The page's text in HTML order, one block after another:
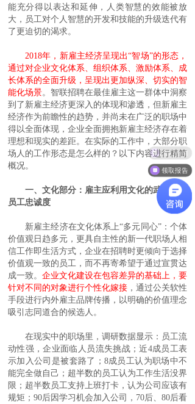
能充分得以表达和延伸，人类智慧的效能被放
大，员工对个人智慧的开发和技能的升级迭代有
了更迫切的渴求。
2018年，新雇主经济呈现出“智场”的形态，
通过对企业文化体系、组织体系、激励体系、成
长体系的全面升级，呈现出更加纵深、切实的智
能化场景。智联招聘在最佳雇主这一群体中洞察
到了新雇主经济更深入的体现和渗透，但新雇主
经济作为前瞻性的趋势，并尚未在广泛的职场中
得以全面体现，企业全面拥抱新雇主经济存在着
理想和现实的差距。在实际的工作中，大部分职
场人的工作形态是怎么样的？以下内容进行精简
概况。
一、文化部分：雇主应利用文化的武器建立
员工忠诚度
新雇主经济在文化体系上“多元同心”：个体
价值观日趋多元，更具自主性的新一代职场人相
信工作即生活方式，企业在招聘时更倾向于选择
价值观一致的员工，而不再寄希望于通过宣贯达
成一致。 企业文化建设在包容差异的基础上，要
针对不同的对象进行个性化嫁接 ，通过公关软性
手段进行内外雇主品牌传播，以明确的价值理念
吸引志同道合的候选人。
在现实中的职场里，调研数据显示：员工流
动性强，企业面临人员流失挑战；近4成员工表
示加入公司是被套路了；8成员工认为职场中不
能完全做自己；超半数的员工认为工作生活没界
限；超半数员工支持上班打卡，认为公司应该有
规矩；90后因学习机会加入公司，70后、80后看
售前咨询
领取报告